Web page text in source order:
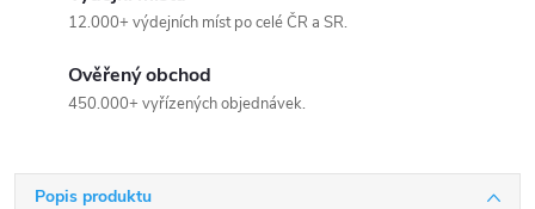
12.000+ výdejních míst po celé ČR a SR.
Ověřený obchod
450.000+ vyřízených objednávek.
Popis produktu